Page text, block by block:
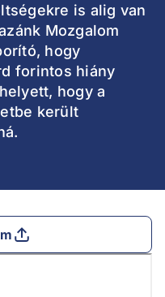
is alig van
Mozgalom
hogy
forintos hiány
hogy a
került